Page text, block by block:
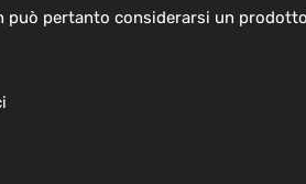
pertanto considerarsi un